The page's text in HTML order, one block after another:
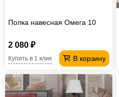
Полка навесная Омега 10
2 080 ₽
В корзину
Купить в 1 клик